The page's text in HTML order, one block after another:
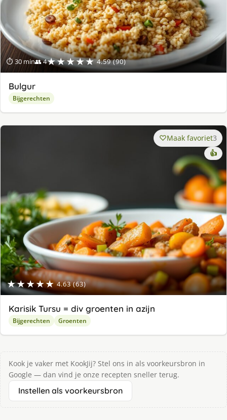
⏱ 30 min👥 4★★★★★ 4.59 (90)
Bulgur
Bijgerechten
★★★★★ 4.63 (63)
Maak favoriet3
👍
Karisik Tursu = div groenten in azijn
Bijgerechten Groenten
Kook je vaker met KookJij? Stel ons in als voorkeursbron in
Google — dan vind je onze recepten sneller terug.
Instellen als voorkeursbron